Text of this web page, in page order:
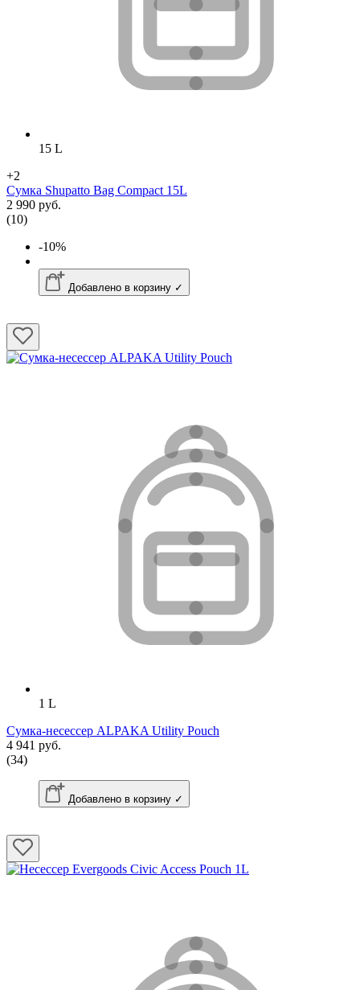
15 L
+2
Сумка Shupatto Bag Compact 15L
2 990 руб.
(10)
-10%
Добавлено в корзину ✓
1 L
Сумка-несессер ALPAKA Utility Pouch
4 941 руб.
(34)
Добавлено в корзину ✓